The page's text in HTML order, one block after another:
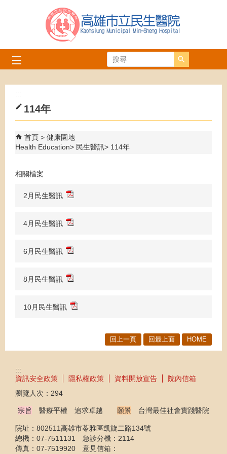
跳到主要內容區塊
搜尋
:::
114年
首頁
健康園地
Health Education
民生醫訊 114年
相關檔案
2月民生醫訊
4月民生醫訊
6月民生醫訊
8月民生醫訊
10月民生醫訊
回上一頁 回最上面 HOME
:::
資訊安全政策
隱私權政策 資料開放宣告
院內信箱
瀏覽人次： 294
宗旨 醫療平權 追求卓越 願景 台灣最佳社會實踐醫院
院址：802511高雄市苓雅區凱旋二路134號
總機：07-7511131 急診分機：2114
傳真：07-7519920 意見信箱：